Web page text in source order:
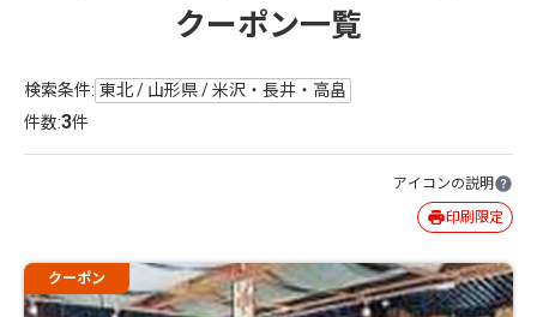
クーポン一覧
検索条件: 東北 / 山形県 / 米沢・長井・高畠
件数:3件
アイコンの説明
印刷限定
クーポン